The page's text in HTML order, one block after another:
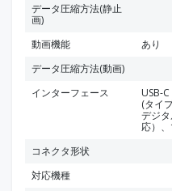
データ圧縮方法(静止
画)
動画機能
あり
データ圧縮方法(動画)
インターフェース
USB-
(タイ
デジ
応）
コネクタ形状
対応機種